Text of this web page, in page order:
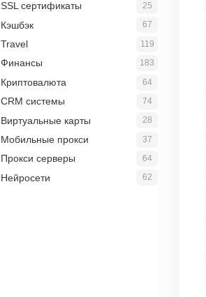
25
SSL сертификаты
67
Кэшбэк
119
Travel
183
Финансы
64
Криптовалюта
74
CRM системы
28
Виртуальные карты
37
Мобильные прокси
64
Прокси серверы
62
Нейросети